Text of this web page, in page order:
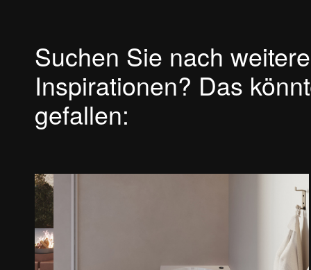
Suchen Sie nach
Inspirationen? Das
gefallen: